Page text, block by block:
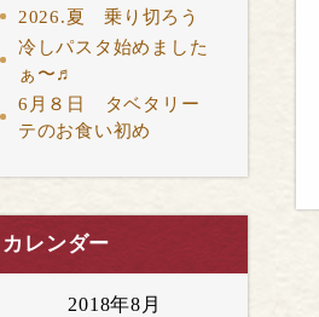
2026.夏 乗り切ろう
冷しパスタ始めました
ぁ〜♬
6月８日 タベタリー
テのお食い初め
カレンダー
2018年8月